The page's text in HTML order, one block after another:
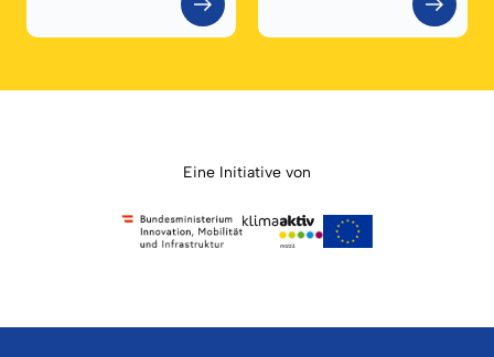
Eine Initiative von